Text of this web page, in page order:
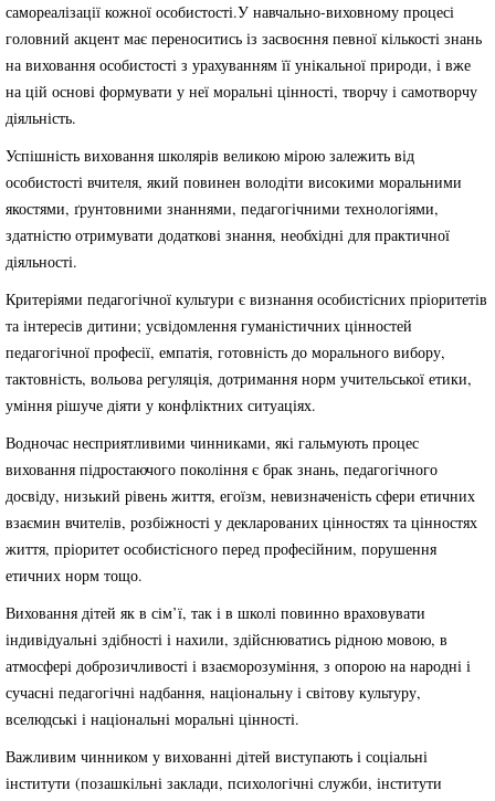
самореалізації кожної особистості.У навчально-виховному процесі
головний акцент має переноситись із засвоєння певної кількості знань
на виховання особистості з урахуванням її унікальної природи, і вже
на цій основі формувати у неї моральні цінності, творчу і самотворчу
діяльність.
Успішність виховання школярів великою мірою залежить від
особистості вчителя, який повинен володіти високими моральними
якостями, ґрунтовними знаннями, педагогічними технологіями,
здатністю отримувати додаткові знання, необхідні для практичної
діяльності.
Критеріями педагогічної культури є визнання особистісних пріоритетів
та інтересів дитини; усвідомлення гуманістичних цінностей
педагогічної професії, емпатія, готовність до морального вибору,
тактовність, вольова регуляція, дотримання норм учительської етики,
уміння рішуче діяти у конфліктних ситуаціях.
Водночас несприятливими чинниками, які гальмують процес
виховання підростаючого покоління є брак знань, педагогічного
досвіду, низький рівень життя, егоїзм, невизначеність сфери етичних
взаємин вчителів, розбіжності у декларованих цінностях та цінностях
життя, пріоритет особистісного перед професійним, порушення
етичних норм тощо.
Виховання дітей як в сім’ї, так і в школі повинно враховувати
індивідуальні здібності і нахили, здійснюватись рідною мовою, в
атмосфері доброзичливості і взаєморозуміння, з опорою на народні і
сучасні педагогічні надбання, національну і світову культуру,
вселюдські і національні моральні цінності.
Важливим чинником у вихованні дітей виступають і соціальні
інститути (позашкільні заклади, психологічні служби, інститути